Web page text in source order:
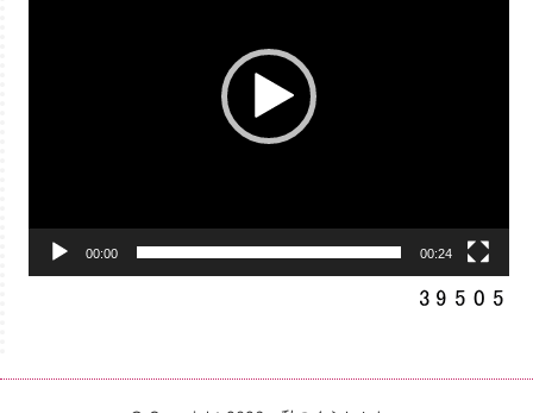
00:00 00:24